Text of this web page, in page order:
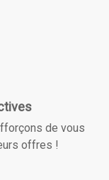
de vous
offres !